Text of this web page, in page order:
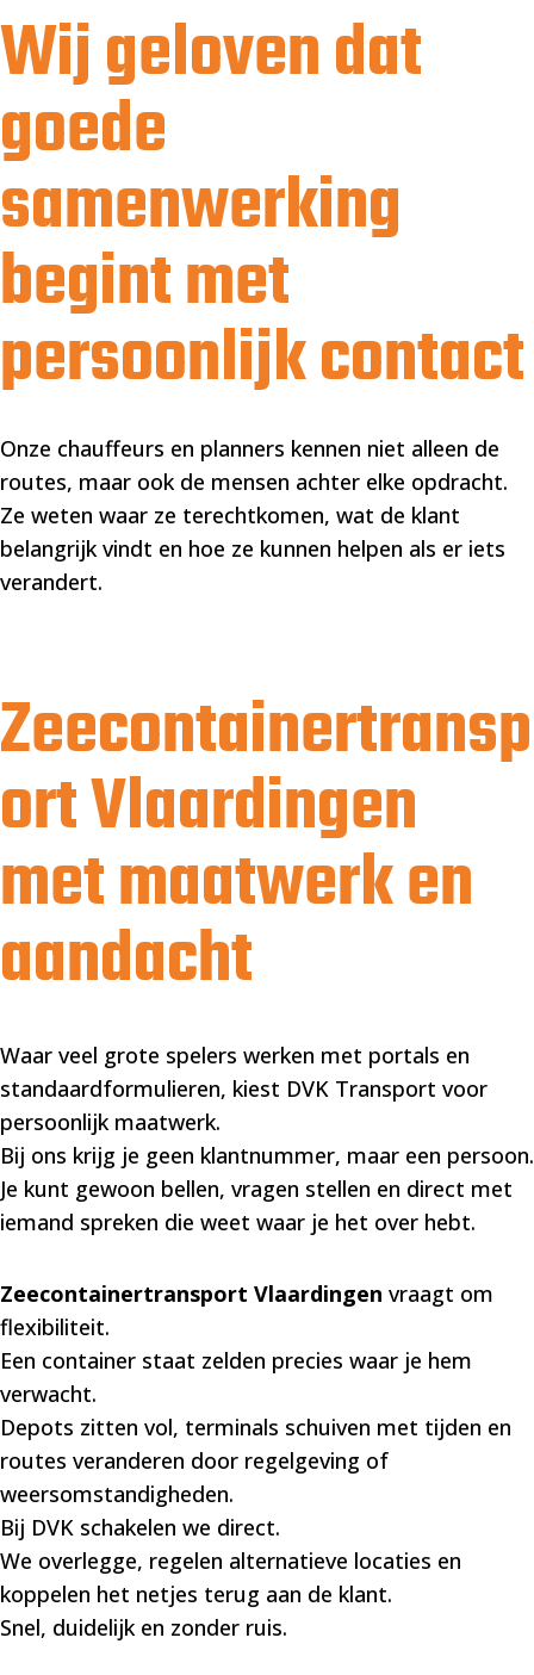
Wij geloven dat
goede
samenwerking
begint met
persoonlijk contact
Onze chauffeurs en planners kennen niet alleen de
routes, maar ook de mensen achter elke opdracht.
Ze weten waar ze terechtkomen, wat de klant
belangrijk vindt en hoe ze kunnen helpen als er iets
verandert.
Zeecontainertransp
ort Vlaardingen
met maatwerk en
aandacht
Waar veel grote spelers werken met portals en
standaardformulieren, kiest DVK Transport voor
persoonlijk maatwerk.
Bij ons krijg je geen klantnummer, maar een persoon.
Je kunt gewoon bellen, vragen stellen en direct met
iemand spreken die weet waar je het over hebt.
Zeecontainertransport Vlaardingen vraagt om
flexibiliteit.
Een container staat zelden precies waar je hem
verwacht.
Depots zitten vol, terminals schuiven met tijden en
routes veranderen door regelgeving of
weersomstandigheden.
Bij DVK schakelen we direct.
We overlegge, regelen alternatieve locaties en
koppelen het netjes terug aan de klant.
Snel, duidelijk en zonder ruis.